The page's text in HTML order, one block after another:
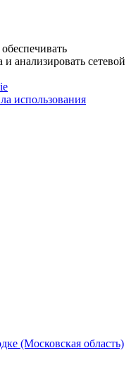
анализировать сетевой
использования
(Московская область)